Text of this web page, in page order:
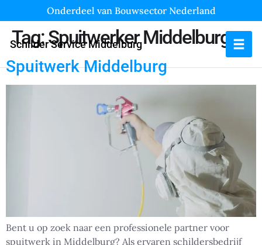
Onderdeel van Bouwsector Nederland
Schilder Service Middelburg
Tag:Spuitwerker Middelburg
Spuitwerk Middelburg
Bent u op zoek naar een professionele partner voor
spuitwerk in Middelburg? Als ervaren schildersbedrijf